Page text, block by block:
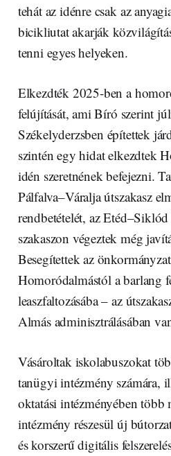
tehát az idénre csak az
bicikliutat akarják
tenni egyes helyeken.
Elkezdték 2025-ben a
felújítását, ami Bíró szerint
Székelyderzsben építettek
szintén egy hidat elkezdtek
idén szeretnének befejezni.
Pálfalva–Váralja útszakasz
rendbetételét, az
szakaszon végeztek még
Besegítettek az
Homoródalmástól a barlang
leaszfaltozásába – az
Almás adminisztrálásában
Vásároltak iskolabuszokat
tanügyi intézmény számára,
oktatási intézményében
intézmény részesül új
és korszerű digitális